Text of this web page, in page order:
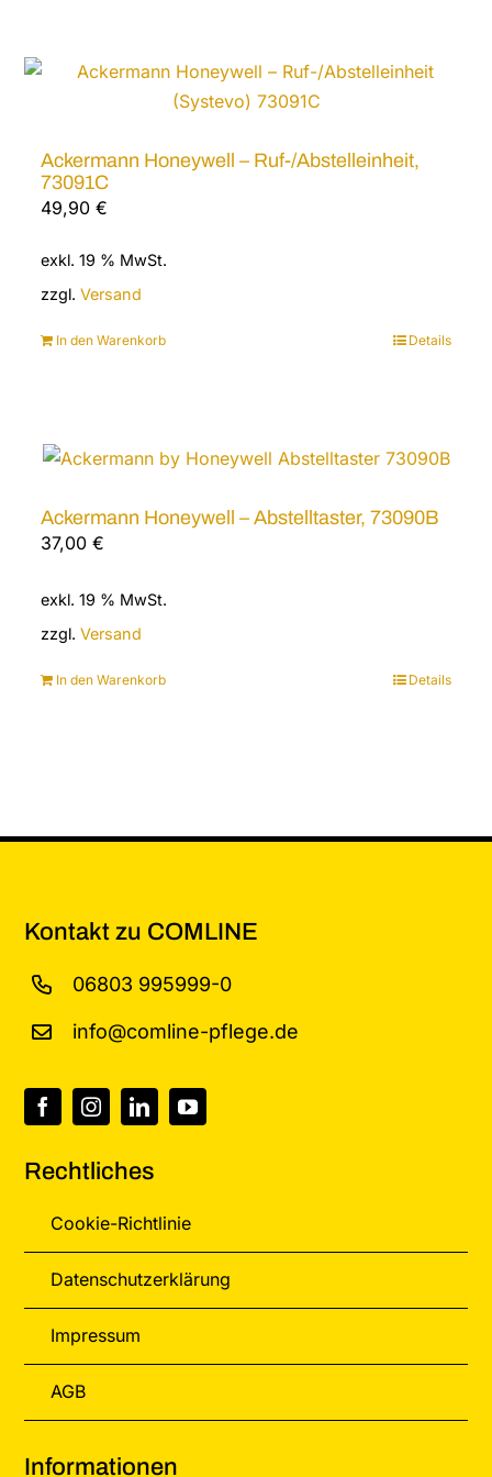
Ackermann Honeywell – Ruf-/Abstelleinheit,
73091C
49,90€
exkl. 19 % MwSt.
zzgl.Versand
In den Warenkorb Details
Ackermann Honeywell – Abstelltaster, 73090B
37,00€
exkl. 19 % MwSt.
zzgl.Versand
In den Warenkorb Details
Kontakt zu COMLINE
06803 995999-0
info@comline-pflege.de
Rechtliches
Cookie-Richtlinie
Datenschutzerklärung
Impressum
AGB
Informationen